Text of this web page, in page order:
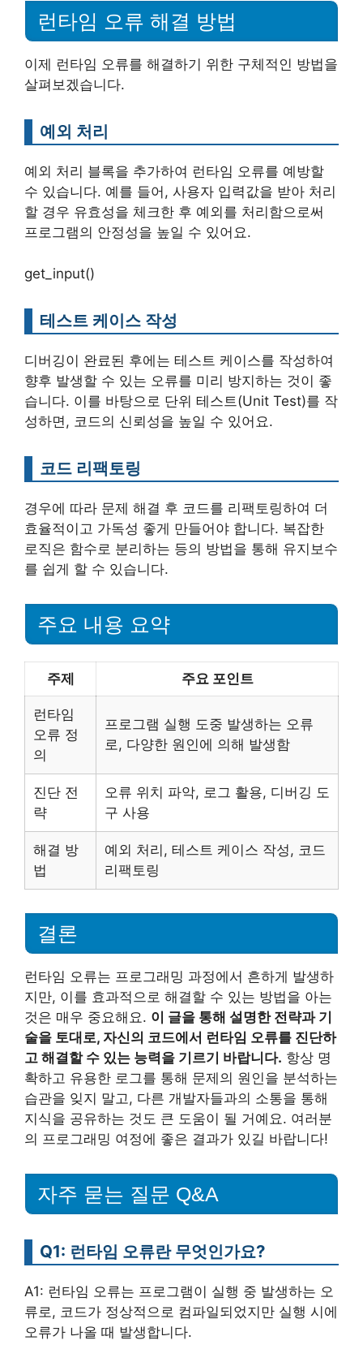
런타임 오류 해결 방법
이제 런타임 오류를 해결하기 위한 구체적인 방법을
살펴보겠습니다.
예외 처리
예외 처리 블록을 추가하여 런타임 오류를 예방할
수 있습니다. 예를 들어, 사용자 입력값을 받아 처리
할 경우 유효성을 체크한 후 예외를 처리함으로써
프로그램의 안정성을 높일 수 있어요.
get_input()
테스트 케이스 작성
디버깅이 완료된 후에는 테스트 케이스를 작성하여
향후 발생할 수 있는 오류를 미리 방지하는 것이 좋
습니다. 이를 바탕으로 단위 테스트(Unit Test)를 작
성하면, 코드의 신뢰성을 높일 수 있어요.
코드 리팩토링
경우에 따라 문제 해결 후 코드를 리팩토링하여 더
효율적이고 가독성 좋게 만들어야 합니다. 복잡한
로직은 함수로 분리하는 등의 방법을 통해 유지보수
를 쉽게 할 수 있습니다.
주요 내용 요약
주제 주요 포인트
런타임
오류 정
의
프로그램 실행 도중 발생하는 오류
로, 다양한 원인에 의해 발생함
진단 전
략
오류 위치 파악, 로그 활용, 디버깅 도
구 사용
해결 방
법
예외 처리, 테스트 케이스 작성, 코드
리팩토링
결론
런타임 오류는 프로그래밍 과정에서 흔하게 발생하
지만, 이를 효과적으로 해결할 수 있는 방법을 아는
것은 매우 중요해요. 이 글을 통해 설명한 전략과 기
술을 토대로, 자신의 코드에서 런타임 오류를 진단하
고 해결할 수 있는 능력을 기르기 바랍니다. 항상 명
확하고 유용한 로그를 통해 문제의 원인을 분석하는
습관을 잊지 말고, 다른 개발자들과의 소통을 통해
지식을 공유하는 것도 큰 도움이 될 거예요. 여러분
의 프로그래밍 여정에 좋은 결과가 있길 바랍니다!
자주 묻는 질문 Q&A
Q1: 런타임 오류란 무엇인가요?
A1: 런타임 오류는 프로그램이 실행 중 발생하는 오
류로, 코드가 정상적으로 컴파일되었지만 실행 시에
오류가 나올 때 발생합니다.